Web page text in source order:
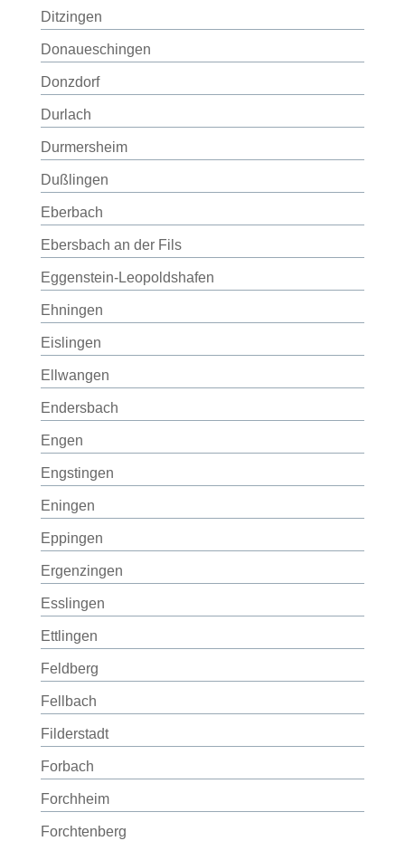
Ditzingen
Donaueschingen
Donzdorf
Durlach
Durmersheim
Dußlingen
Eberbach
Ebersbach an der Fils
Eggenstein-Leopoldshafen
Ehningen
Eislingen
Ellwangen
Endersbach
Engen
Engstingen
Eningen
Eppingen
Ergenzingen
Esslingen
Ettlingen
Feldberg
Fellbach
Filderstadt
Forbach
Forchheim
Forchtenberg